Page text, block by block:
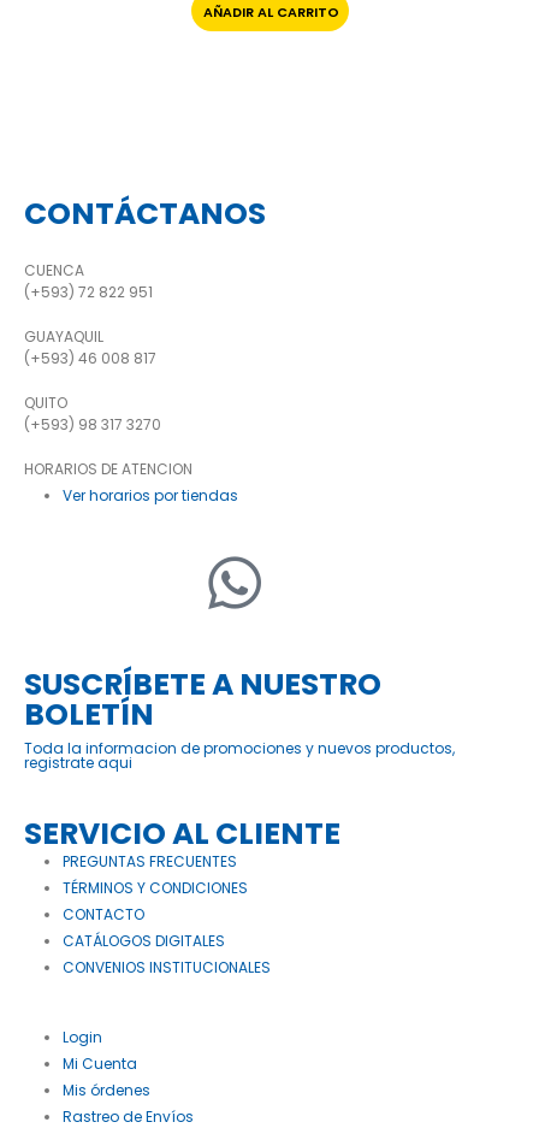
AÑADIR AL CARRITO
CONTÁCTANOS
CUENCA
(+593) 72 822 951
GUAYAQUIL
(+593) 46 008 817
QUITO
(+593) 98 317 3270
HORARIOS DE ATENCION
Ver horarios por tiendas
SUSCRÍBETE A NUESTRO
BOLETÍN
Toda la informacion de promociones y nuevos productos,
registrate aqui
SERVICIO AL CLIENTE
PREGUNTAS FRECUENTES
TÉRMINOS Y CONDICIONES
CONTACTO
CATÁLOGOS DIGITALES
CONVENIOS INSTITUCIONALES
Login
Mi Cuenta
Mis órdenes
Rastreo de Envíos